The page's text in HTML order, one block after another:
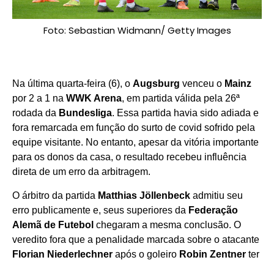
Foto: Sebastian Widmann/ Getty Images
Na última quarta-feira (6), o Augsburg venceu o Mainz
por 2 a 1 na WWK Arena, em partida válida pela 26ª
rodada da Bundesliga. Essa partida havia sido adiada e
fora remarcada em função do surto de covid sofrido pela
equipe visitante. No entanto, apesar da vitória importante
para os donos da casa, o resultado recebeu influência
direta de um erro da arbitragem.
O árbitro da partida Matthias Jöllenbeck admitiu seu
erro publicamente e, seus superiores da Federação
Alemã de Futebol chegaram a mesma conclusão. O
veredito fora que a penalidade marcada sobre o atacante
Florian Niederlechner após o goleiro Robin Zentner ter